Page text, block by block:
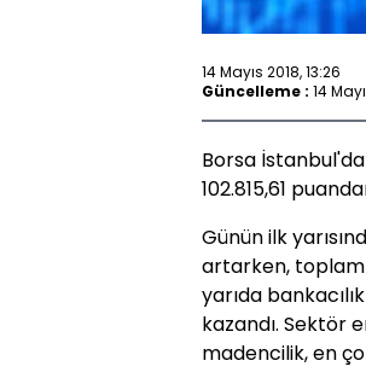
14 Mayıs 2018, 13:26
Güncelleme : 14
Borsa İstanbul'da
102.815,61
Günün ilk
artarken, toplam
yarıda
kazandı. Sektör
madencilik, en